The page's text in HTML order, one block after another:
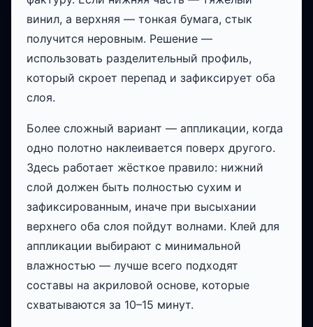
винил, а верхняя — тонкая бумага, стык
получится неровным. Решение —
использовать разделительный профиль,
который скроет перепад и зафиксирует оба
слоя.
Более сложный вариант — аппликации, когда
одно полотно наклеивается поверх другого.
Здесь работает жёсткое правило: нижний
слой должен быть полностью сухим и
зафиксированным, иначе при высыхании
верхнего оба слоя пойдут волнами. Клей для
аппликации выбирают с минимальной
влажностью — лучше всего подходят
составы на акриловой основе, которые
схватываются за 10–15 минут.